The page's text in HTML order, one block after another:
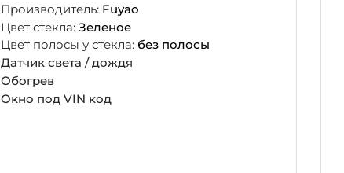
Производитель: Fuyao
Цвет стекла: Зеленое
Цвет полосы у стекла: без полосы
Датчик света / дождя
Обогрев
Окно под VIN код